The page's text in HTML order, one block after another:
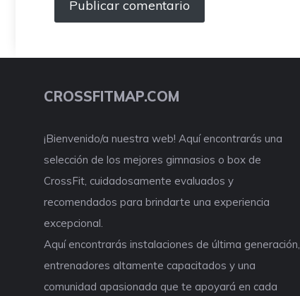
CROSSFITMAP.COM
¡Bienvenido/a nuestra web! Aquí encontrarás una
selección de los mejores gimnasios o box de
CrossFit, cuidadosamente evaluados y
recomendados para brindarte una experiencia
excepcional.
Aquí encontrarás instalaciones de última generación,
entrenadores altamente capacitados y una
comunidad apasionada que te apoyará en cada